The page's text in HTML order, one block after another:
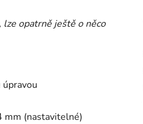
opatrně ještě o něco
mm (nastavitelné)